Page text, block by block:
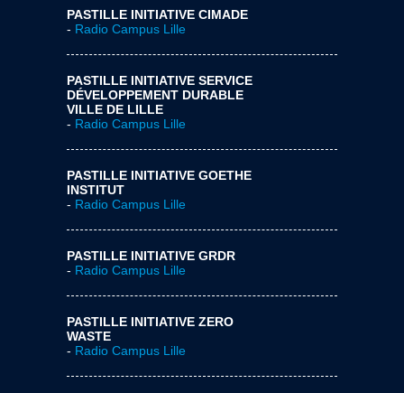
PASTILLE INITIATIVE CIMADE
- Radio Campus Lille
PASTILLE INITIATIVE SERVICE
DÉVELOPPEMENT DURABLE
VILLE DE LILLE
- Radio Campus Lille
PASTILLE INITIATIVE GOETHE
INSTITUT
- Radio Campus Lille
PASTILLE INITIATIVE GRDR
- Radio Campus Lille
PASTILLE INITIATIVE ZERO
WASTE
- Radio Campus Lille